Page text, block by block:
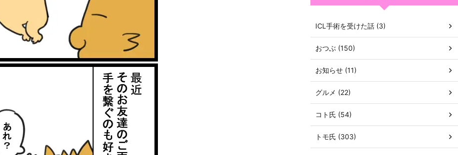
ICL手術を受けた話 (3)
おつぶ (150)
お知らせ (11)
グルメ (22)
コト氏 (54)
トモ氏 (303)